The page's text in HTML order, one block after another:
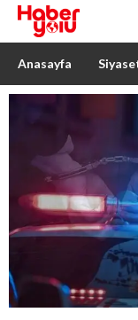
Anasayfa